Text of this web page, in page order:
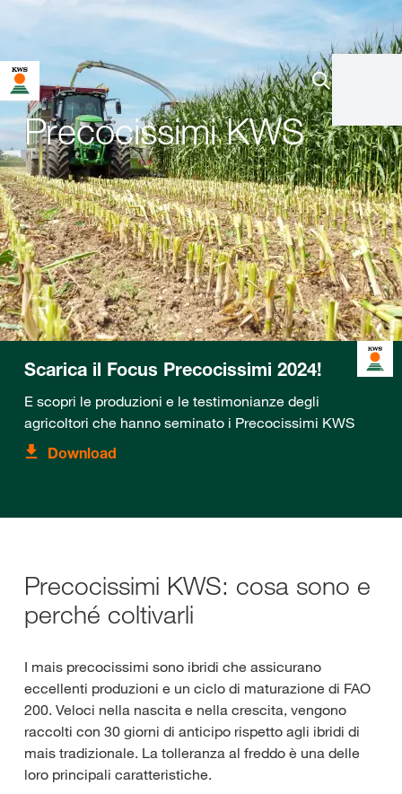
Precocissimi KWS
Scarica il Focus Precocissimi 2024!
E scopri le produzioni e le testimonianze degli
agricoltori che hanno seminato i Precocissimi KWS
Download
Precocissimi KWS: cosa sono e
perché coltivarli
I mais precocissimi sono ibridi che assicurano
eccellenti produzioni e un ciclo di maturazione di FAO
200. Veloci nella nascita e nella crescita, vengono
raccolti con 30 giorni di anticipo rispetto agli ibridi di
mais tradizionale. La tolleranza al freddo è una delle
loro principali caratteristiche.